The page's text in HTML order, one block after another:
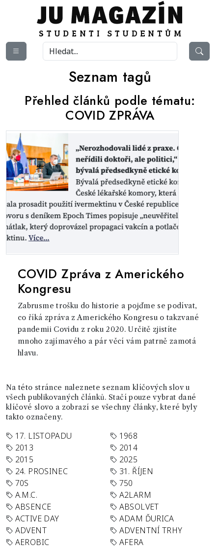
Seznam tagů
Přehled článků podle tématu:
COVID ZPRÁVA
COVID Zpráva z Amerického
Kongresu
Zabrusme trošku do historie a pojďme se podívat,
co říká zpráva z Amerického Kongresu o takzvané
pandemii Covidu z roku 2020. Určitě zjistíte
mnoho zajímavého a pár věcí vám patrně zamotá
hlavu.
Na této stránce naleznete seznam klíčových slov u
všech publikovaných článků. Stačí pouze vybrat dané
klíčové slovo a zobrazí se všechny články, které byly
takto označeny.
17. LISTOPADU
1968
2013
2014
2015
2025
24. PROSINEC
31. ŘÍJEN
70S
750
A.M.C.
A2LARM
ABSENCE
ABSOLVET
ACTIVE DAY
ADAM ĎURICA
ADVENT
ADVENTNÍ TRHY
AEROBIC
AFERA